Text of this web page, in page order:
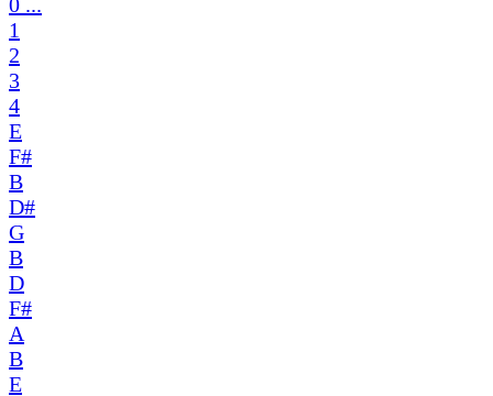
1
2
3
4
E
F#
B
D#
G
B
D
F#
A
B
E